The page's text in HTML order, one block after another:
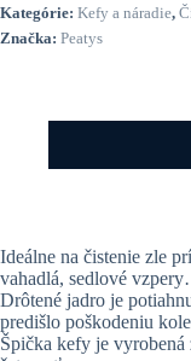
Kategórie: Kefy a náradie,
Značka: Peatys
Ideálne na čistenie zle
vahadlá, sedlové
Drôtené jadro je
predišlo poškodeniu
Špička kefy je